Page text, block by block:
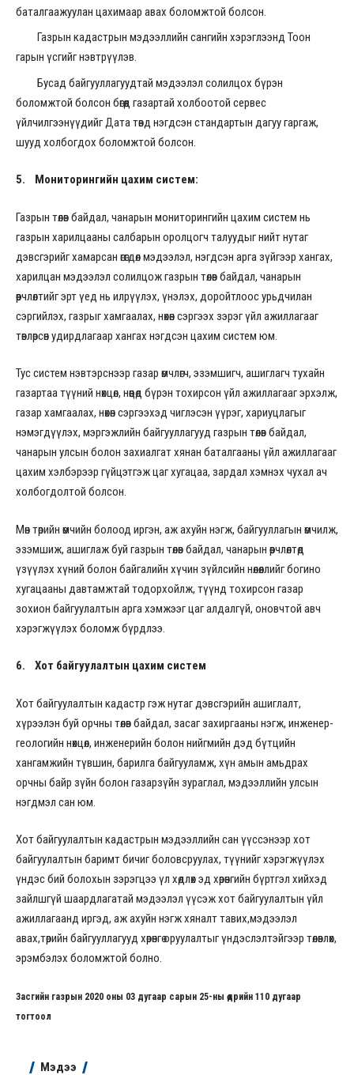
баталгаажуулан цахимаар авах боломжтой болсон.
Газрын кадастрын мэдээллийн сангийн хэрэглээнд Тоон
гарын үсгийг нэвтрүүлэв.
Бусад байгууллагуудтай мэдээлэл солилцох бүрэн
боломжтой болсон бөгөөд газартай холбоотой сервес
үйлчилгээнүүдийг Дата төвд нэгдсэн стандартын дагуу гаргаж,
шууд холбогдох боломжтой болсон.
5. Мониторингийн цахим систем:
Газрын төлөв байдал, чанарын мониторингийн цахим систем нь
газрын харилцааны салбарын оролцогч талуудыг нийт нутаг
дэвсгэрийг хамарсан өгөгдөл мэдээлэл, нэгдсэн арга зүйгээр хангах,
харилцан мэдээлэл солилцож газрын төлөв байдал, чанарын
өөрчлөлтийг эрт үед нь илрүүлэх, үнэлэх, доройтлоос урьдчилан
сэргийлэх, газрыг хамгаалах, нөхөн сэргээх зэрэг үйл ажиллагааг
төвлөрсөн удирдлагаар хангах нэгдсэн цахим систем юм.
Тус систем нэвтэрснээр газар өмчлөгч, эзэмшигч, ашиглагч тухайн
газартаа түүний нөхцөл, нөөцөд бүрэн тохирсон үйл ажиллагааг эрхэлж,
газар хамгаалах, нөхөн сэргээхэд чиглэсэн үүрэг, хариуцлагыг
нэмэгдүүлэх, мэргэжлийн байгууллагууд газрын төлөв байдал,
чанарын улсын болон захиалгат хянан баталгааны үйл ажиллагааг
цахим хэлбэрээр гүйцэтгэж цаг хугацаа, зардал хэмнэх чухал ач
холбогдолтой болсон.
Мөн төрийн өмчийн болоод иргэн, аж ахуйн нэгж, байгууллагын өмчилж,
эзэмшиж, ашиглаж буй газрын төлөв байдал, чанарын өөрчлөлтөд
үзүүлэх хүний болон байгалийн хүчин зүйлсийн нөлөөллийг богино
хугацааны давтамжтай тодорхойлж, түүнд тохирсон газар
зохион байгуулалтын арга хэмжээг цаг алдалгүй, оновчтой авч
хэрэгжүүлэх боломж бүрдлээ.
6. Хот байгуулалтын цахим систем
Хот байгуулалтын кадастр гэж нутаг дэвсгэрийн ашиглалт,
хүрээлэн буй орчны төлөв байдал, засаг захиргааны нэгж, инженер-
геологийн нөхцөл, инженерийн болон нийгмийн дэд бүтцийн
хангамжийн түвшин, барилга байгууламж, хүн амын амьдрах
орчны байр зүйн болон газарзүйн зураглал, мэдээллийн улсын
нэгдмэл сан юм.
Хот байгуулалтын кадастрын мэдээллийн сан үүссэнээр хот
байгуулалтын баримт бичиг боловсруулах, түүнийг хэрэгжүүлэх
үндэс бий болохын зэрэгцээ үл хөдлөх эд хөрөнгийн бүртгэл хийхэд
зайлшгүй шаардлагатай мэдээлэл үүсэж хот байгуулалтын үйл
ажиллагаанд иргэд, аж ахуйн нэгж хяналт тавих,мэдээлэл
авах,төрийн байгууллагууд хөрөнгө оруулалтыг үндэслэлтэйгээр төлөвлөх,
эрэмбэлэх боломжтой болно.
Засгийн газрын 2020 оны 03 дугаар сарын 25-ны өдрийн 110 дугаар
тогтоол
Мэдээ